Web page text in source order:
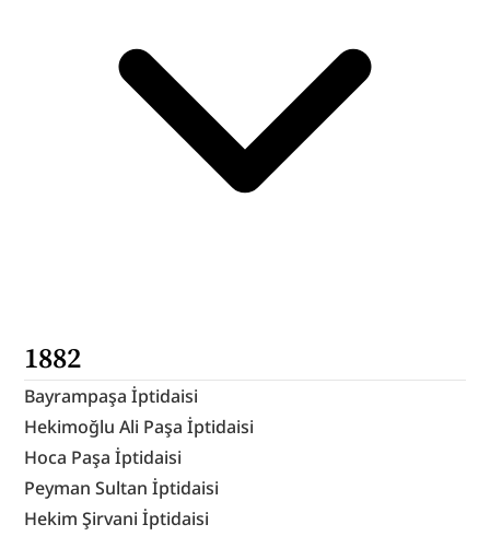
1882
Bayrampaşa İptidaisi
Hekimoğlu Ali Paşa İptidaisi
Hoca Paşa İptidaisi
Peyman Sultan İptidaisi
Hekim Şirvani İptidaisi